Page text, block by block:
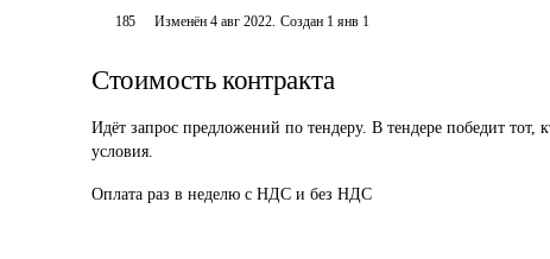
185 Изменён4 авг 2022. Создан 1 янв 1
Стоимость контракта
Идёт запрос предложений по тендеру. В тендере победит тот,
условия.
Оплата раз в неделю с НДС и без НДС